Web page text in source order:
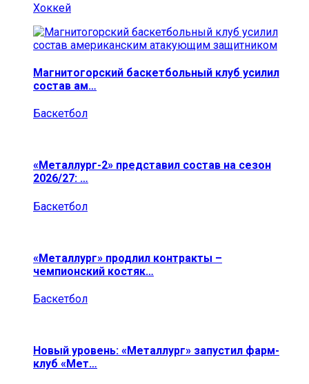
Хоккей
Магнитогорский баскетбольный клуб усилил
состав ам…
Баскетбол
«Металлург-2» представил состав на сезон
2026/27: …
Баскетбол
«Металлург» продлил контракты –
чемпионский костяк…
Баскетбол
Новый уровень: «Металлург» запустил фарм-
клуб «Мет…